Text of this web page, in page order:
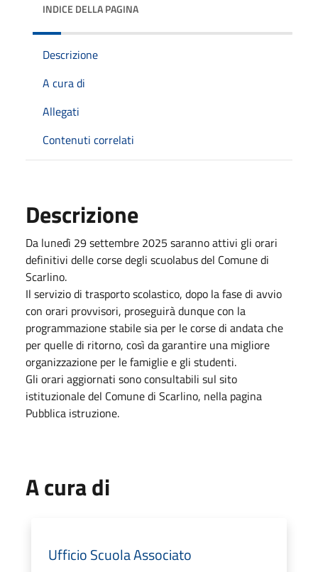
INDICE DELLA PAGINA
Descrizione
A cura di
Allegati
Contenuti correlati
Descrizione
Da lunedì 29 settembre 2025 saranno attivi gli orari
definitivi delle corse degli scuolabus del Comune di
Scarlino.
Il servizio di trasporto scolastico, dopo la fase di avvio
con orari provvisori, proseguirà dunque con la
programmazione stabile sia per le corse di andata che
per quelle di ritorno, così da garantire una migliore
organizzazione per le famiglie e gli studenti.
Gli orari aggiornati sono consultabili sul sito
istituzionale del Comune di Scarlino, nella pagina
Pubblica istruzione.
A cura di
Ufficio Scuola Associato